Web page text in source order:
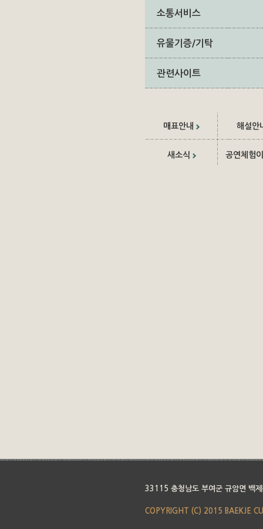
소통서비스
유물기증/기탁
관련사이트
매표안내 해설안
새소식 공연체험
33115 충청남도 부여군 규암면 백
COPYRIGHT (C) 2015 BAEKJE